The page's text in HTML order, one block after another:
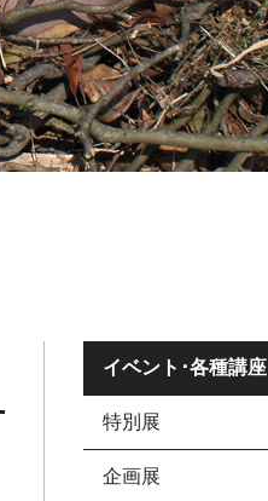
イベント･各種講座
特別展
企画展